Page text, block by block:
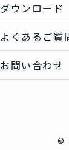
ダウンロード
よくあるご質
お問い合わせ
©